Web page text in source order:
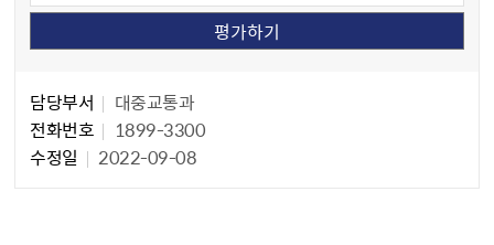
담당부서
대중교통과
전화번호
1899-3300
수정일
2022-09-08